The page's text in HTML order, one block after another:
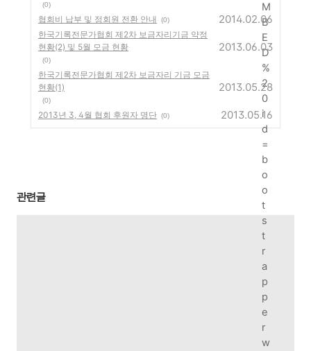
M
B
E
D
%
2
0
i
d
=
b
o
o
t
s
t
r
a
p
p
e
r
w
(0)
협회비 납부 및 정회원 전환 안내 (0) 2014.02.06
한국기록전문가협회 제2차 보금자리기금 약정
현황(2) 및 5월 모금 현황
(0)
2013.06.03
한국기록전문가협회 제2차 보금자리 기금 모금
현황(1)
(0)
2013.05.28
2013년 3, 4월 협회 후원자 명단 (0) 2013.05.16
관련글